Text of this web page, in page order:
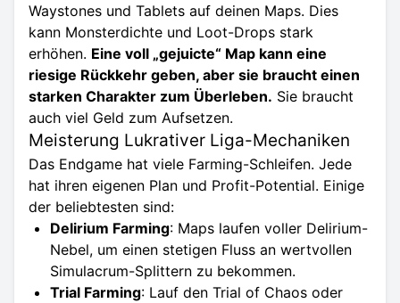
Waystones und Tablets auf deinen Maps. Dies
kann Monsterdichte und Loot-Drops stark
erhöhen. Eine voll „gejuicte“ Map kann eine
riesige Rückkehr geben, aber sie braucht einen
starken Charakter zum Überleben. Sie braucht
auch viel Geld zum Aufsetzen.
Meisterung Lukrativer Liga-Mechaniken
Das Endgame hat viele Farming-Schleifen. Jede
hat ihren eigenen Plan und Profit-Potential. Einige
der beliebtesten sind:
Delirium Farming: Maps laufen voller Delirium-
Nebel, um einen stetigen Fluss an wertvollen
Simulacrum-Splittern zu bekommen.
Trial Farming: Lauf den Trial of Chaos oder